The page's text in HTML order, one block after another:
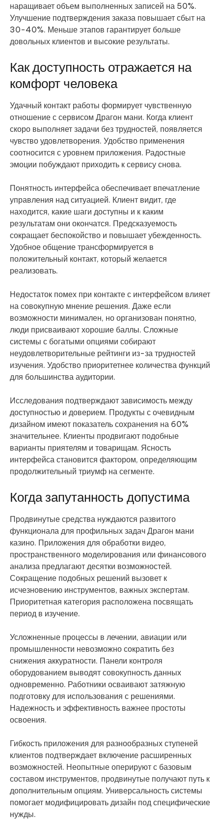
наращивает объем выполненных записей на 50%.
Улучшение подтверждения заказа повышает сбыт на
30-40%. Меньше этапов гарантирует больше
довольных клиентов и высокие результаты.
Как доступность отражается на
комфорт человека
Удачный контакт работы формирует чувственную
отношение с сервисом Драгон мани. Когда клиент
скоро выполняет задачи без трудностей, появляется
чувство удовлетворения. Удобство применения
соотносится с уровнем приложения. Радостные
эмоции побуждают приходить к сервису снова.
Понятность интерфейса обеспечивает впечатление
управления над ситуацией. Клиент видит, где
находится, какие шаги доступны и к каким
результатам они окончатся. Предсказуемость
сокращает беспокойство и повышает убежденность.
Удобное общение трансформируется в
положительный контакт, который желается
реализовать.
Недостаток помех при контакте с интерфейсом влияет
на совокупную мнение решения. Даже если
возможности минимален, но организован понятно,
люди присваивают хорошие баллы. Сложные
системы с богатыми опциями собирают
неудовлетворительные рейтинги из-за трудностей
изучения. Удобство приоритетнее количества функций
для большинства аудитории.
Исследования подтверждают зависимость между
доступностью и доверием. Продукты с очевидным
дизайном имеют показатель сохранения на 60%
значительнее. Клиенты продвигают подобные
варианты приятелям и товарищам. Ясность
интерфейса становится фактором, определяющим
продолжительный триумф на сегменте.
Когда запутанность допустима
Продвинутые средства нуждаются развитого
функционала для профильных задач Драгон мани
казино. Приложения для обработки видео,
пространственного моделирования или финансового
анализа предлагают десятки возможностей.
Сокращение подобных решений вызовет к
исчезновению инструментов, важных экспертам.
Приоритетная категория расположена посвящать
период в изучение.
Усложненные процессы в лечении, авиации или
промышленности невозможно сократить без
снижения аккуратности. Панели контроля
оборудованием выводят совокупность данных
одновременно. Работники осваивают затяжную
подготовку для использования с решениями.
Надежность и эффективность важнее простоты
освоения.
Гибкость приложения для разнообразных ступеней
клиентов подтверждает включение расширенных
возможностей. Неопытные оперируют с базовым
составом инструментов, продвинутые получают путь к
дополнительным опциям. Универсальность системы
помогает модифицировать дизайн под специфические
нужды.